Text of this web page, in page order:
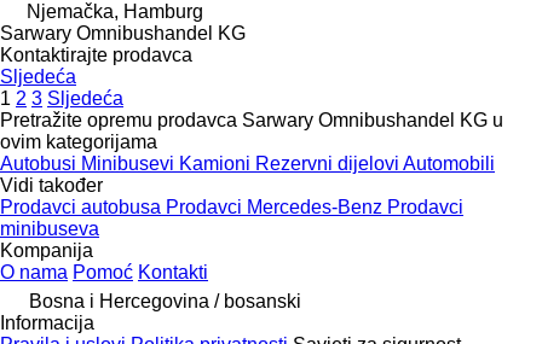
Njemačka, Hamburg
Sarwary Omnibushandel KG
Kontaktirajte prodavca
Sljedeća
1 2 3 Sljedeća
Pretražite opremu prodavca Sarwary Omnibushandel KG u
ovim kategorijama
Autobusi Minibusevi Kamioni Rezervni dijelovi Automobili
Vidi također
Prodavci autobusa Prodavci Mercedes-Benz Prodavci
minibuseva
Kompanija
O nama Pomoć Kontakti
Bosna i Hercegovina / bosanski
Informacija